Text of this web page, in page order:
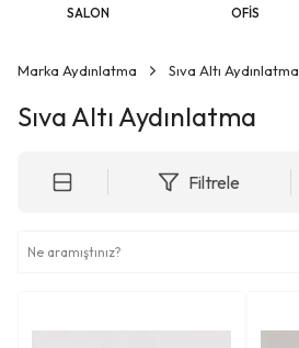
SALON OFİS
Marka Aydınlatma Sıva Altı Aydınlatma
Sıva Altı Aydınlatma
Filtrele